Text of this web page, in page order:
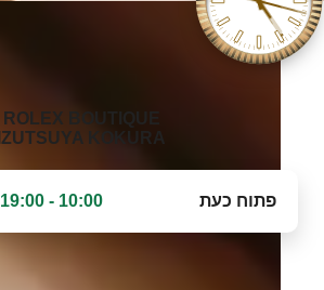
‭ROLEX BOUTIQUE
IZUTSUYA KOKURA‬
פתוח כעת 10:00 - 19:00